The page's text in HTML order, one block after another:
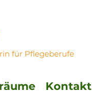
für Pflegeberufe
Kontakt